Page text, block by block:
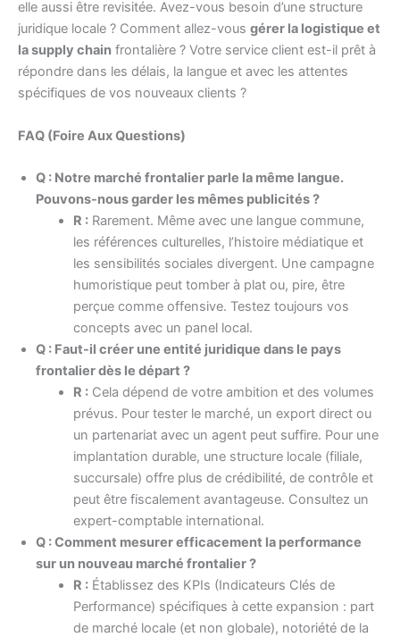
elle aussi être revisitée. Avez-vous besoin d’une structure
juridique locale ? Comment allez-vous gérer la logistique et
la supply chain frontalière ? Votre service client est-il prêt à
répondre dans les délais, la langue et avec les attentes
spécifiques de vos nouveaux clients ?
FAQ (Foire Aux Questions)
Q : Notre marché frontalier parle la même langue.
Pouvons-nous garder les mêmes publicités ?
R :Rarement. Même avec une langue commune,
les références culturelles, l’histoire médiatique et
les sensibilités sociales divergent. Une campagne
humoristique peut tomber à plat ou, pire, être
perçue comme offensive. Testez toujours vos
concepts avec un panel local.
Q : Faut-il créer une entité juridique dans le pays
frontalier dès le départ ?
R :Cela dépend de votre ambition et des volumes
prévus. Pour tester le marché, un export direct ou
un partenariat avec un agent peut suffire. Pour une
implantation durable, une structure locale (filiale,
succursale) offre plus de crédibilité, de contrôle et
peut être fiscalement avantageuse. Consultez un
expert-comptable international.
Q : Comment mesurer efficacement la performance
sur un nouveau marché frontalier ?
R :Établissez des KPIs (Indicateurs Clés de
Performance) spécifiques à cette expansion : part
de marché locale (et non globale), notoriété de la